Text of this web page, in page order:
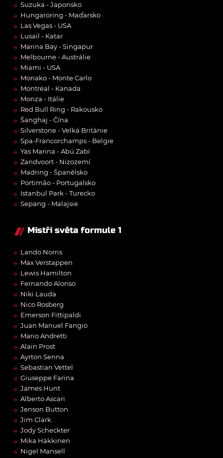
→ Suzuka - Japonsko
→ Hungaroring - Maďarsko
→ Las Vegas - USA
→ Lusail - Katar
→ Marina Bay - Singapur
→ Melbourne - Austrálie
→ Miami - USA
→ Monako - Monte Carlo
→ Montréal - Kanada
→ Monza - Itálie
→ Red Bull Ring - Rakousko
→ Šanghaj - Čína
→ Silverstone - Velká Británie
→ Spa-Francorchamps - Belgie
→ Yas Marina - Abú Zabí
→ Zandvoort - Nizozemí
→ Madring - Španělsko
→ Portimão - Portugalsko
→ Istanbul Park - Turecko
→ Sepang - Malajsie
Mistři světa formule 1
→ Lando Norris
→ Max Verstappen
→ Lewis Hamilton
→ Fernando Alonso
→ Niki Lauda
→ Nico Rosberg
→ Emerson Fittipaldi
→ Juan Manuel Fangio
→ Mario Andretti
→ Alain Prost
→ Ayrton Senna
→ Sebastian Vettel
→ Giuseppe Farina
→ James Hunt
→ Alberto Ascari
→ Jenson Button
→ Jim Clark
→ Jody Scheckter
→ Mika Häkkinen
→ Nigel Mansell